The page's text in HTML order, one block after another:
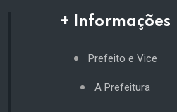
+ Informações
Prefeito e Vice
A Prefeitura